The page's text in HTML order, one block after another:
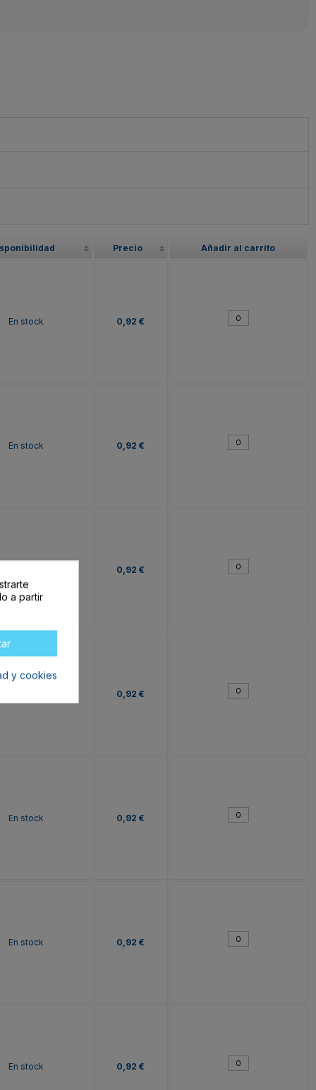
Precio Añadir al carrito
En stock 0,92 €
En stock 0,92 €
0,92 €
0,92 €
En stock 0,92 €
En stock 0,92 €
En stock 0,92 €
a partir
y cookies